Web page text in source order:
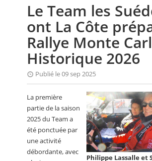
ANNUAIRES
PETITES ANNONCES
Le Team les
ont La Côte
Rallye Monte
Historique 2026
Publié le 09 sep 2025
Philippe Lassalle et
La première
partie de la saison
2025 du Team a
été ponctuée par
une activité
débordante, avec